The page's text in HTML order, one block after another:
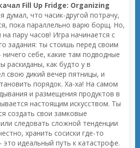
Fill Up Fridge: Organizing
думал, что часик-другой потрачу,
пока параллельно варю борщ. Но,
пару часов! Игра начинается с
задания: ты стоишь перед своим
ничего себе, какие там подводные
раскиданы, как будто у в
свою дикий вечер пятницы, и
порядок. Ха-ха! На самом
и размещения продуктов в
настоящим искусством. Ты
создать свои замковые
следовать сложной тенденции
хранить сосиски где-то
идеальный путь к катастрофе.